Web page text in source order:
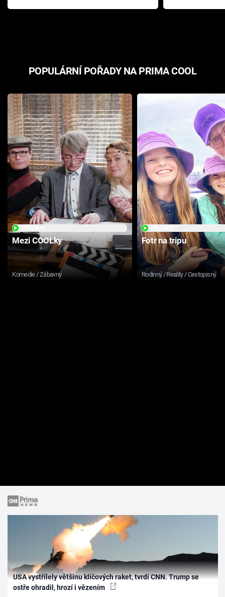
Pottera přišla s ráznou
přichází s
POPULÁRNÍ POŘADY NA PRIMA COOL
Mezi COOLky
Komedie / Zábavný
Fotr na tripu
Rodinný / Reality / Cestopisný
USA vystřílely většinu klíčových raket, tvrdí CNN. Trump se
ostře ohradil, hrozí i vězením